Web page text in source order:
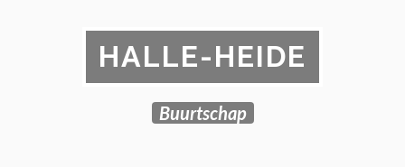
HALLE-HEIDE
Buurtschap